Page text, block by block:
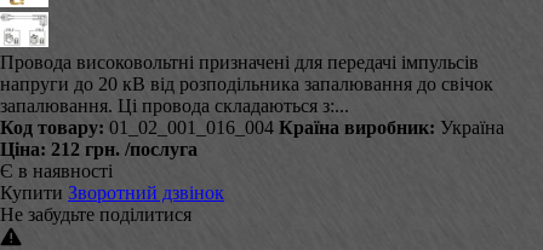
Провода високовольтні призначені для передачі імпульсів
напруги до 20 кВ від розподільника запалювання до свічок
запалювання. Ці провода складаються з:...
Код товару: 01_02_001_016_004 Країна виробник: Україна
Ціна: 212 грн. /послуга
Є в наявності
Купити Зворотний дзвінок
Не забудьте поділитися